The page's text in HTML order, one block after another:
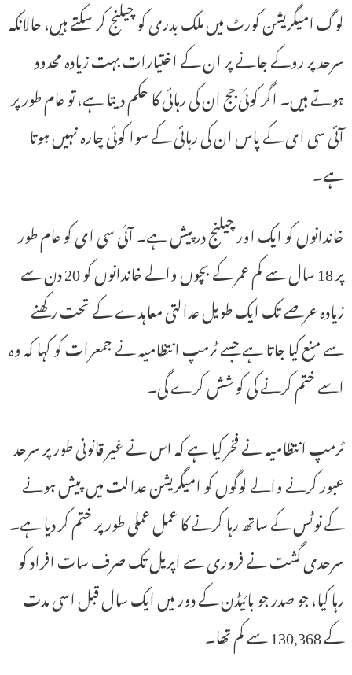
لوگ امیگریشن کورٹ میں ملک بدری کو چیلنج کر سکتے ہیں، حالانکہ
سرحد پر روکے جانے پر ان کے اختیارات بہت زیادہ محدود
ہوتے ہیں۔ اگر کوئی جج ان کی رہائی کا حکم دیتا ہے، تو عام طور پر
آئی سی ای کے پاس ان کی رہائی کے سوا کوئی چارہ نہیں ہوتا
ہے۔
خاندانوں کو ایک اور چیلنج درپیش ہے۔ آئی سی ای کو عام طور
پر 18 سال سے کم عمر کے بچوں والے خاندانوں کو 20 دن سے
زیادہ عرصے تک ایک طویل عدالتی معاہدے کے تحت رکھنے
سے منع کیا جاتا ہے جسے ٹرمپ انتظامیہ نے جمعرات کو کہا کہ وہ
اسے ختم کرنے کی کوشش کرے گی۔
ٹرمپ انتظامیہ نے فخر کیا ہے کہ اس نے غیر قانونی طور پر سرحد
عبور کرنے والے لوگوں کو امیگریشن عدالت میں پیش ہونے
کے نوٹس کے ساتھ رہا کرنے کا عمل عملی طور پر ختم کر دیا ہے۔
سرحدی گشت نے فروری سے اپریل تک صرف سات افراد کو
رہا کیا، جو صدر جو بائیڈن کے دور میں ایک سال قبل اسی مدت
کے 130,368 سے کم تھا۔